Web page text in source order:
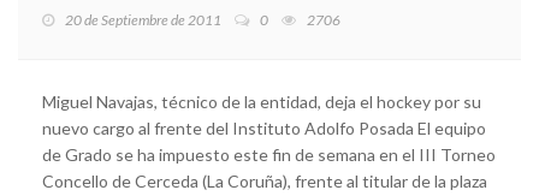
20 de Septiembre de 2011 0 2706
Miguel Navajas, técnico de la entidad, deja el hockey por su
nuevo cargo al frente del Instituto Adolfo Posada El equipo
de Grado se ha impuesto este fin de semana en el III Torneo
Concello de Cerceda (La Coruña), frente al titular de la plaza